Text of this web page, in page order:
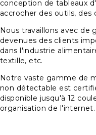
conception de tableaux
accrocher des outils,
Nous travaillons avec de
devenues des clients
dans l'industrie
textille, etc.
Notre vaste gamme de
non détectable est
disponible jusqu'à 12
organisation de l'internet.